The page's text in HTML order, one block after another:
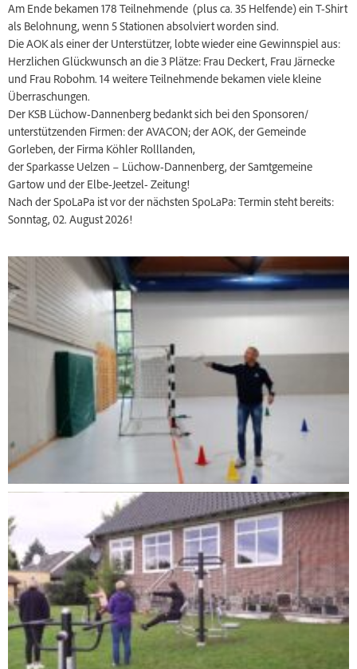
Am Ende bekamen 178 Teilnehmende (plus ca. 35 Helfende) ein T-Shirt
als Belohnung, wenn 5 Stationen absolviert worden sind.
Die AOK als einer der Unterstützer, lobte wieder eine Gewinnspiel aus:
Herzlichen Glückwunsch an die 3 Plätze: Frau Deckert, Frau Järnecke
und Frau Robohm. 14 weitere Teilnehmende bekamen viele kleine
Überraschungen.
Der KSB Lüchow-Dannenberg bedankt sich bei den Sponsoren/
unterstützenden Firmen: der AVACON; der AOK, der Gemeinde
Gorleben, der Firma Köhler Rolllanden,
der Sparkasse Uelzen – Lüchow-Dannenberg, der Samtgemeine
Gartow und der Elbe-Jeetzel- Zeitung!
Nach der SpoLaPa ist vor der nächsten SpoLaPa: Termin steht bereits:
Sonntag, 02. August 2026!